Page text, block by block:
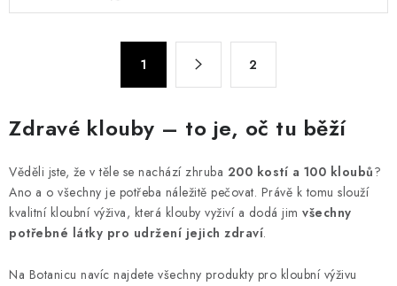
c
í
p
r
v
k
v
á
n
o
v
á
n
í
1 2
Zdravé klouby – to je, oč tu běží
Věděli jste, že v těle se nachází zhruba 200 kostí a 100 kloubů?
Ano a o všechny je potřeba náležitě pečovat. Právě k tomu slouží
kvalitní kloubní výživa, která klouby vyživí a dodá jim všechny
potřebné látky pro udržení jejich zdraví.
Na Botanicu navíc najdete všechny produkty pro kloubní výživu